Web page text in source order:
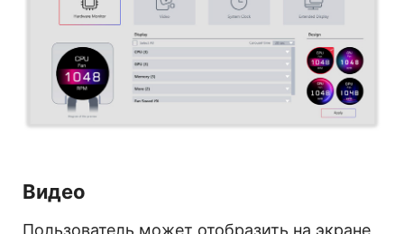
Видео
Пользователь может отобразить на экране